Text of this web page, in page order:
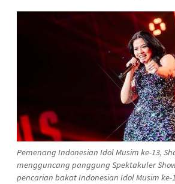
Pemenang Indonesian Idol Musim ke-13,
mengguncang panggung Spektakuler
pencarian bakat Indonesian Idol Musim ke-